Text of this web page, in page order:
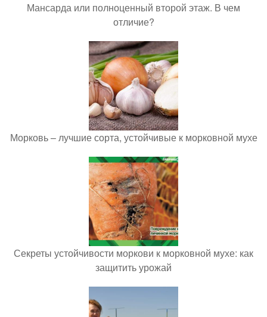
Мансарда или полноценный второй этаж. В чем
отличие?
Морковь – лучшие сорта, устойчивые к морковной мухе
Секреты устойчивости моркови к морковной мухе: как
защитить урожай